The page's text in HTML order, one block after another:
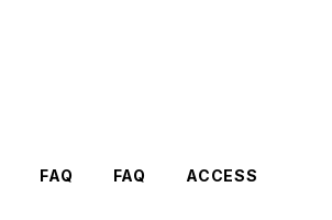
FAQ FAQ ACCESS